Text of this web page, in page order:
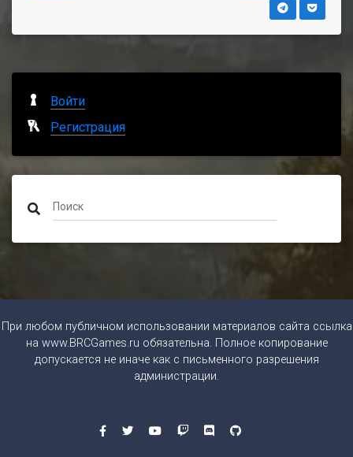
Войти
Регистрация
При любом публичном использовании материалов сайта ссылка
на www.BRCGames.ru обязательна. Полное копирование
допускается не иначе как с письменного разрешения
администрации.